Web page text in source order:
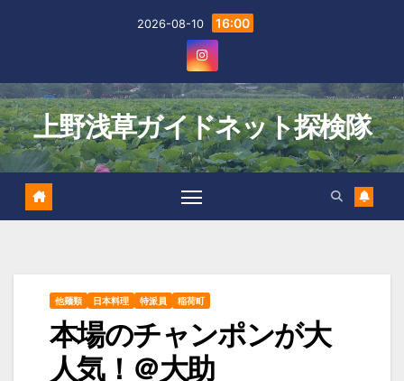
2026-08-10 16:00
上野浅草ガイドネット探検隊
他麺類 日本料理 特派員 稲荷町
本場のチャンポンが大
人気！＠大助